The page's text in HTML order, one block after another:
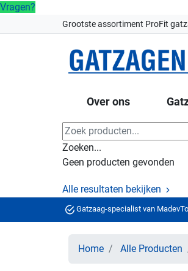
Vragen?
Grootste assortiment ProFit
Over ons
Zoeken...
Geen producten gevonden
Alle resultaten bekijken
Gatzaag-specialist van
Home Alle Producten